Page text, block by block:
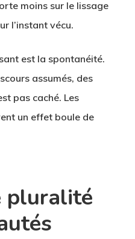
moins sur le lissage
l’instant vécu.
est la spontanéité.
assumés, des
pas caché. Les
un effet boule de
pluralité